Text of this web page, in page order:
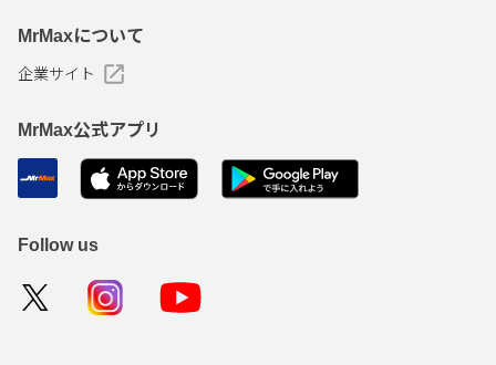
MrMaxについて
企業サイト
MrMax公式アプリ
Follow us